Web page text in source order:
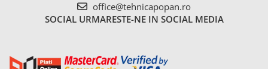
1.8.4. Transmisie punte spate
1.8.5. Transmisie punte fața 2 WD
(2x4)
office@tehnicapopan.ro
SOCIAL URMARESTE-NE IN SOCIAL MEDIA